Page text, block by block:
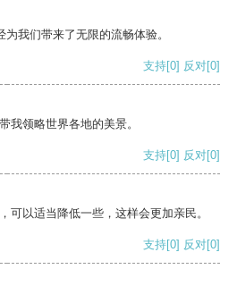
我们带来了无限的流畅体验。
支持[0] 反对[0]
我领略世界各地的美景。
支持[0] 反对[0]
可以适当降低一些，这样会更加亲民。
支持[0] 反对[0]